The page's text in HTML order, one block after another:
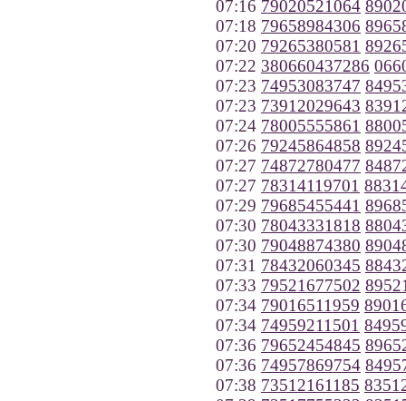
07:16 79020521064
07:18 79658984306
07:20 79265380581
07:22 380660437286
07:23 74953083747
07:23 73912029643
07:24 78005555861
07:26 79245864858
07:27 74872780477
07:27 78314119701
07:29 79685455441
07:30 78043331818
07:30 79048874380
07:31 78432060345
07:33 79521677502
07:34 79016511959
07:34 74959211501
07:36 79652454845
07:36 74957869754
07:38 73512161185